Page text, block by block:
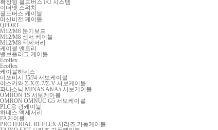
확장형 필드버스 I/O 시스템
이더넷 스위치
필드버스 케이블
머신비전 케이블
QPORT
M12/M8 분기보드
M12/M8 센서 케이블
M12/M8 액세서리
케이블 엔트리
밸브플러그 케이블
Ecoflex
Ecoflex
케이블하네스
미쯔비시 J5/J4 서보케이블
야스카와 Σ-X/Σ-7/Σ-V 서보케이블
파나소닉 MINAS A6/A5 서보케이블
OMRON 1S 서보케이블
OMRON OMNUC G5 서보케이블
PLC용 광케이블
하네스 액세서리
FA케이블
PROTERIAL RT-FLEX 시리즈 가동케이블